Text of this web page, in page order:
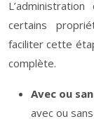
certains
faciliter cette
complète.
Avec ou
avec ou